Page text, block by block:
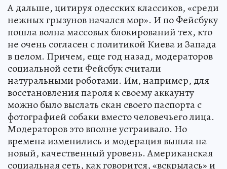
А дальше, цитируя одесских классиков, «среди
нежных грызунов начался мор». И по Фейсбуку
пошла волна массовых блокирований тех, кто
не очень согласен с политикой Киева и Запада
в целом. Причем, еще год назад, модераторов
социальной сети Фейсбук считали
натуральными роботами. Им, например, для
восстановления пароля к своему аккаунту
можно было выслать скан своего паспорта с
фотографией собаки вместо человечьего лица.
Модераторов это вполне устраивало. Но
времена изменились и модерация вышла на
новый, качественный уровень. Американская
социальная сеть, как говорится, «вскрылась» и